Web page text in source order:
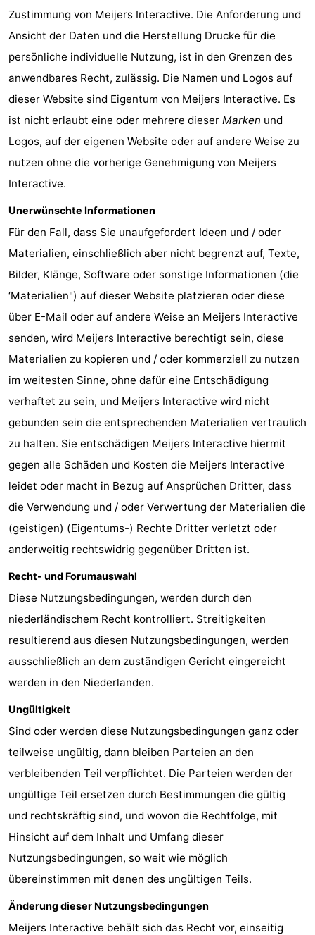
Südholland
Praktisch
Forum
Reisebuchshop
Őffentliche
Verkehr
Route
Hauptbahnhof
Schiphol
Parken
für
Medizin
Kontakt
Zustimmung von Meijers Interactive. Die Anforderung und
Ansicht der Daten und die Herstellung Drucke für die
persönliche individuelle Nutzung, ist in den Grenzen des
anwendbares Recht, zulässig. Die Namen und Logos auf
dieser Website sind Eigentum von Meijers Interactive. Es
ist nicht erlaubt eine oder mehrere dieser Marken und
Logos, auf der eigenen Website oder auf andere Weise zu
nutzen ohne die vorherige Genehmigung von Meijers
Interactive.
Unerwünschte Informationen
Für den Fall, dass Sie unaufgefordert Ideen und / oder
Materialien, einschließlich aber nicht begrenzt auf, Texte,
Bilder, Klänge, Software oder sonstige Informationen (die
‘Materialien") auf dieser Website platzieren oder diese
über E-Mail oder auf andere Weise an Meijers Interactive
senden, wird Meijers Interactive berechtigt sein, diese
Materialien zu kopieren und / oder kommerziell zu nutzen
im weitesten Sinne, ohne dafür eine Entschädigung
verhaftet zu sein, und Meijers Interactive wird nicht
gebunden sein die entsprechenden Materialien vertraulich
zu halten. Sie entschädigen Meijers Interactive hiermit
gegen alle Schäden und Kosten die Meijers Interactive
leidet oder macht in Bezug auf Ansprüchen Dritter, dass
die Verwendung und / oder Verwertung der Materialien die
(geistigen) (Eigentums-) Rechte Dritter verletzt oder
anderweitig rechtswidrig gegenüber Dritten ist.
Recht- und Forumauswahl
Diese Nutzungsbedingungen, werden durch den
niederländischem Recht kontrolliert. Streitigkeiten
resultierend aus diesen Nutzungsbedingungen, werden
ausschließlich an dem zuständigen Gericht eingereicht
werden in den Niederlanden.
Ungültigkeit
Sind oder werden diese Nutzungsbedingungen ganz oder
teilweise ungültig, dann bleiben Parteien an den
verbleibenden Teil verpflichtet. Die Parteien werden der
ungültige Teil ersetzen durch Bestimmungen die gültig
und rechtskräftig sind, und wovon die Rechtfolge, mit
Hinsicht auf dem Inhalt und Umfang dieser
Nutzungsbedingungen, so weit wie möglich
übereinstimmen mit denen des ungültigen Teils.
Änderung dieser Nutzungsbedingungen
Meijers Interactive behält sich das Recht vor, einseitig